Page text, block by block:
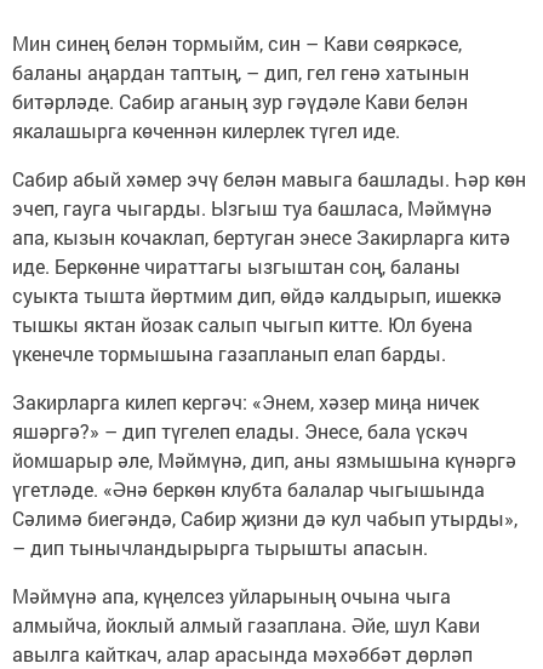
Мин синең белән тормыйм, син – Кави сөяркәсе,
баланы аңардан таптың, – дип, гел генә хатынын
битәрләде. Сабир аганың зур гәүдәле Кави белән
якалашырга көченнән килерлек түгел иде.
Сабир абый хәмер эчү белән мавыга башлады. Һәр көн
эчеп, гауга чыгарды. Ызгыш туа башласа, Мәймүнә
апа, кызын кочаклап, бертуган энесе Закирларга китә
иде. Беркөнне чираттагы ызгыштан соң, баланы
суыкта тышта йөртмим дип, өйдә калдырып, ишеккә
тышкы яктан йозак салып чыгып китте. Юл буена
үкенечле тормышына газапланып елап барды.
Закирларга килеп кергәч: «Энем, хәзер миңа ничек
яшәргә?» – дип түгелеп елады. Энесе, бала үскәч
йомшарыр әле, Мәймүнә, дип, аны язмышына күнәргә
үгетләде. «Әнә беркөн клубта балалар чыгышында
Сәлимә биегәндә, Сабир җизни дә кул чабып утырды»,
– дип тынычландырырга тырышты апасын.
Мәймүнә апа, күңелсез уйларының очына чыга
алмыйча, йоклый алмый газаплана. Әйе, шул Кави
авылга кайткач, алар арасында мәхәббәт дөрләп